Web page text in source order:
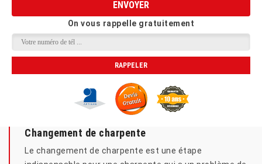
On vous rappelle gratuitement
Changement de charpente
Le changement de charpente est une étape